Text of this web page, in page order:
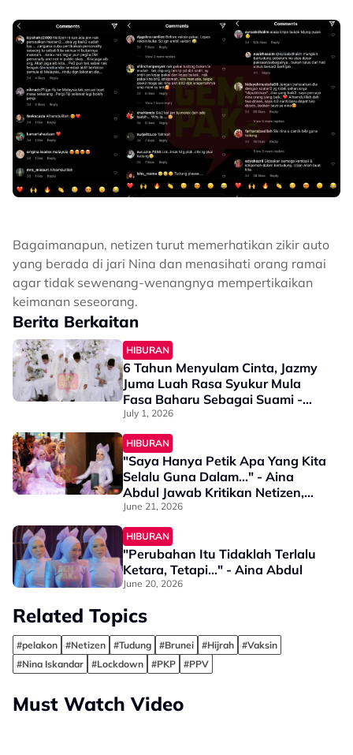
Bagaimanapun, netizen turut memerhatikan zikir auto
yang berada di jari Nina dan menasihati orang ramai
agar tidak sewenang-wenangnya mempertikaikan
keimanan seseorang.
Berita Berkaitan
HIBURAN
6 Tahun Menyulam Cinta, Jazmy
Juma Luah Rasa Syukur Mula
Fasa Baharu Sebagai Suami -
“Terima Kasih Kerana…”
July 1, 2026
HIBURAN
"Saya Hanya Petik Apa Yang Kita
Selalu Guna Dalam..." - Aina
Abdul Jawab Kritikan Netizen,
Guna 'Takda' Dalam Sadis
June 21, 2026
HIBURAN
"Perubahan Itu Tidaklah Terlalu
Ketara, Tetapi..." - Aina Abdul
June 20, 2026
Related Topics
#pelakon #Netizen #Tudung #Brunei #Hijrah
#Vaksin
#Nina Iskandar
#Lockdown #PKP #PPV
Must Watch Video